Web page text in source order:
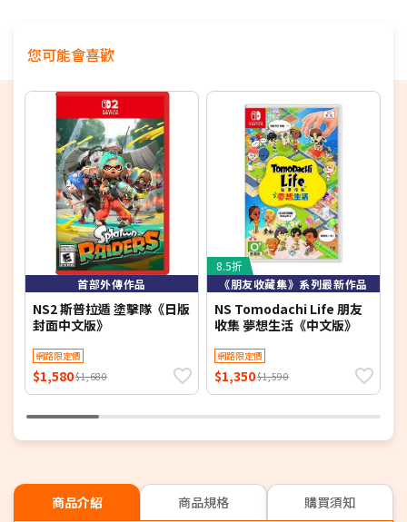
您可能會喜歡
首部外傳作品
NS2 斯普拉遁 塗擊隊《日版
封面中文版》
網路限定價
$1,580$1,680
8.5折
《朋友收藏集》系列最新作品
NS Tomodachi Life 朋友
收集 夢想生活《中文版》
網路限定價
$1,350$1,590
商品介紹 商品規格 購買須知